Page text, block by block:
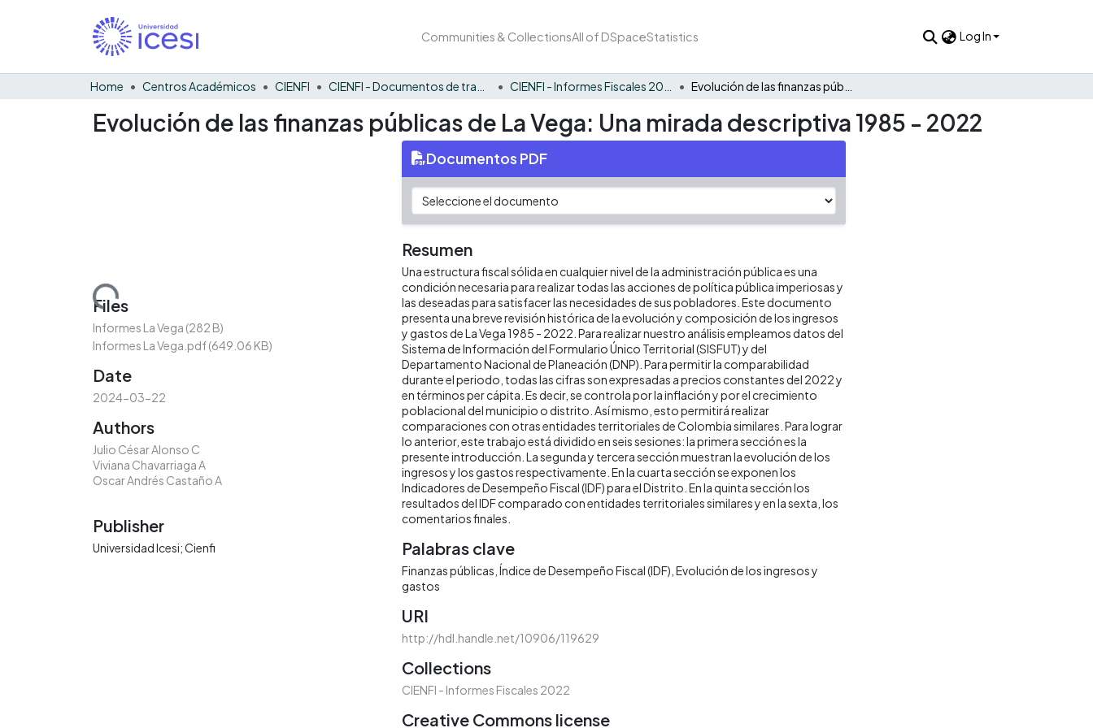
Communities & CollectionsAll of DSpaceStatistics Log In
Home Centros Académicos CIENFI
Evolución de las finanzas públicas de La Vega: Una mirada descriptiva 1985 - 2022
Loading...
Files
Informes La Vega (282 B)
Informes La Vega.pdf(649.06 KB)
Date
2024-03-22
Authors
Julio César Alonso C
Viviana Chavarriaga A
Oscar Andrés Castaño A
Publisher
Universidad Icesi; Cienfi
Documentos PDF
Resumen
Una estructura fiscal sólida en cualquier nivel de la administración pública es una
condición necesaria para realizar todas las acciones de política pública imperiosas y
las deseadas para satisfacer las necesidades de sus pobladores. Este documento
presenta una breve revisión histórica de la evolución y composición de los ingresos
y gastos de La Vega 1985 - 2022. Para realizar nuestro análisis empleamos datos del
Sistema de Información del Formulario Único Territorial (SISFUT) y del
Departamento Nacional de Planeación (DNP). Para permitir la comparabilidad
durante el periodo, todas las cifras son expresadas a precios constantes del 2022 y
en términos per cápita. Es decir, se controla por la inflación y por el crecimiento
poblacional del municipio o distrito. Así mismo, esto permitirá realizar
comparaciones con otras entidades territoriales de Colombia similares. Para lograr
lo anterior, este trabajo está dividido en seis sesiones: la primera sección es la
presente introducción. La segunda y tercera sección muestran la evolución de los
ingresos y los gastos respectivamente. En la cuarta sección se exponen los
Indicadores de Desempeño Fiscal (IDF) para el Distrito. En la quinta sección los
resultados del IDF comparado con entidades territoriales similares y en la sexta, los
comentarios finales.
Palabras clave
Finanzas públicas Índice de Desempeño Fiscal (IDF) Evolución de los ingresos y
gastos
URI
http://hdl.handle.net/10906/119629
Collections
CIENFI - Informes Fiscales 2022
Creative Commons license